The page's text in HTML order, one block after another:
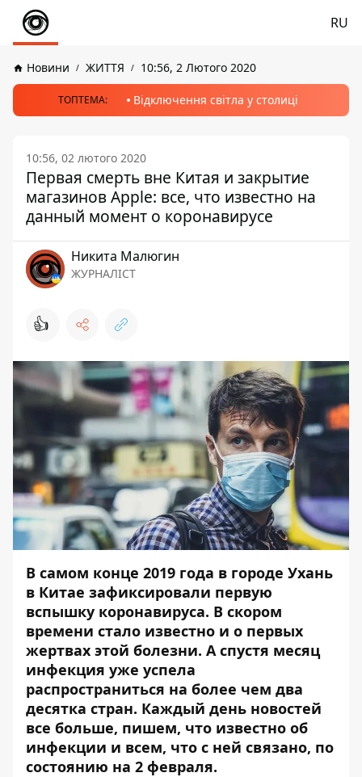
RU
Новини ЖИТТЯ 10:56, 2 Лютого 2020
ТОПТЕМА: Відключення світла у столиці
10:56, 02 лютого 2020
Первая смерть вне Китая и закрытие
магазинов Apple: все, что известно на
данный момент о коронавирусе
Никита Малюгин
ЖУРНАЛІСТ
👍
В самом конце 2019 года в городе Ухань
в Китае зафиксировали первую
вспышку коронавируса. В скором
времени стало известно и о первых
жертвах этой болезни. Аспустя месяц
инфекция уже успела
распространиться на более чем два
десятка стран. Каждый день новостей
все больше, пишем, что известно об
инфекции и всем, что с ней связано, по
состоянию на 2 февраля.